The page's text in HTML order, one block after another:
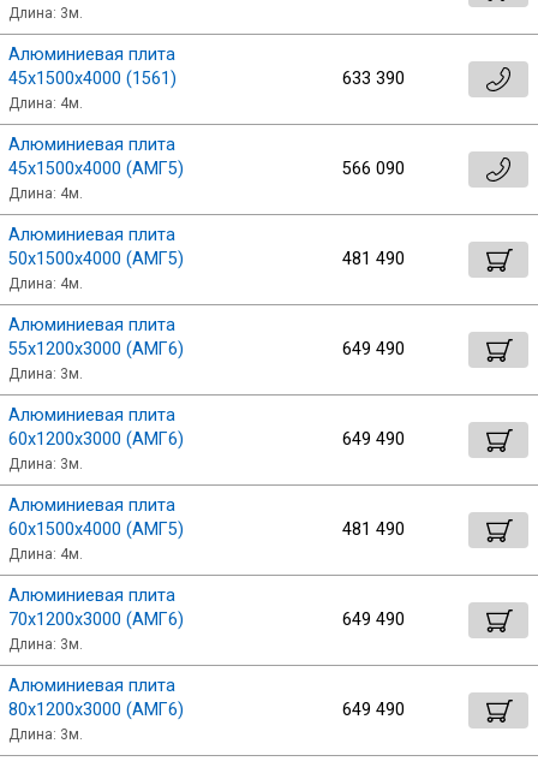
Длина: 3м.
Алюминиевая плита
45х1500х4000 (1561)
Длина: 4м.
633 390
Алюминиевая плита
45х1500х4000 (АМГ5)
Длина: 4м.
566 090
Алюминиевая плита
50х1500х4000 (АМГ5)
Длина: 4м.
481 490
Алюминиевая плита
55х1200х3000 (АМГ6)
Длина: 3м.
649 490
Алюминиевая плита
60х1200х3000 (АМГ6)
Длина: 3м.
649 490
Алюминиевая плита
60х1500х4000 (АМГ5)
Длина: 4м.
481 490
Алюминиевая плита
70х1200х3000 (АМГ6)
Длина: 3м.
649 490
Алюминиевая плита
80х1200х3000 (АМГ6)
Длина: 3м.
649 490